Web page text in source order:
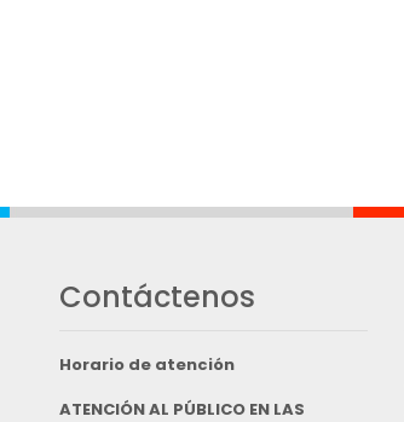
Contáctenos
Horario de atención
ATENCIÓN AL PÚBLICO EN LAS